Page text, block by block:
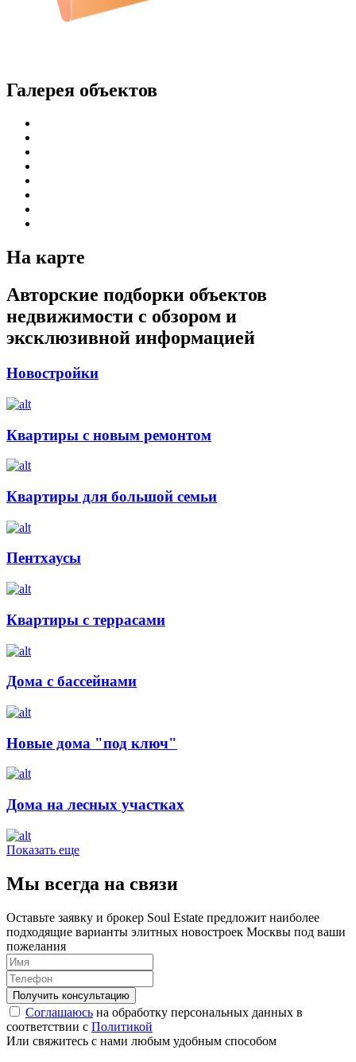
Галерея объектов
На карте
Авторские подборки объектов
недвижимости с обзором и
эксклюзивной информацией
Новостройки
Квартиры с новым ремонтом
Квартиры для большой семьи
Пентхаусы
Квартиры с террасами
Дома с бассейнами
Новые дома "под ключ"
Дома на лесных участках
Показать еще
Мы всегда на связи
Оставьте заявку и брокер Soul Estate предложит наиболее
подходящие варианты элитных новостроек Москвы под ваши
пожелания
Соглашаюсь на обработку персональных данных в
соответствии с Политикой
Или свяжитесь с нами любым удобным способом